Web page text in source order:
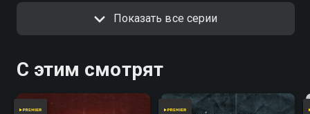
Показать все серии
С этим смотрят